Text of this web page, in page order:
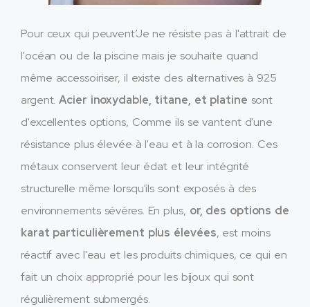
Pour ceux qui peuvent’Je ne résiste pas à l'attrait de
l'océan ou de la piscine mais je souhaite quand
même accessoiriser, il existe des alternatives à 925
argent. Acier inoxydable, titane, et platine sont
d'excellentes options, Comme ils se vantent d'une
résistance plus élevée à l'eau et à la corrosion. Ces
métaux conservent leur éclat et leur intégrité
structurelle même lorsqu'ils sont exposés à des
environnements sévères. En plus, or, des options de
karat particulièrement plus élevées, est moins
réactif avec l'eau et les produits chimiques, ce qui en
fait un choix approprié pour les bijoux qui sont
régulièrement submergés.